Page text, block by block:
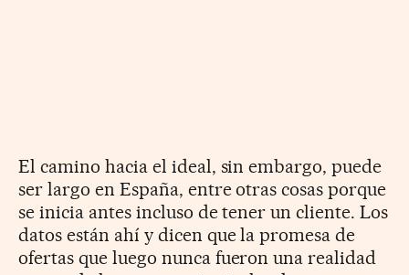
El camino hacia el ideal, sin embargo, puede
ser largo en España, entre otras cosas porque
se inicia antes incluso de tener un cliente. Los
datos están ahí y dicen que la promesa de
ofertas que luego nunca fueron una realidad